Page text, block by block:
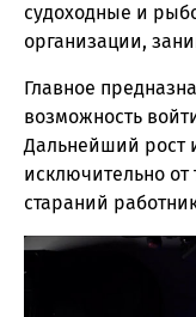
судоходные и
организации,
Главное
возможность
Дальнейший рост
исключительно
стараний